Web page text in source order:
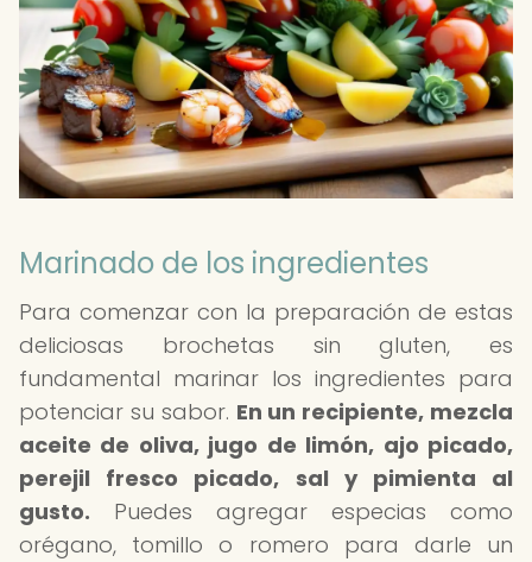
Marinado de los ingredientes
Para comenzar con la preparación de estas
deliciosas brochetas sin gluten, es
fundamental marinar los ingredientes para
potenciar su sabor. En un recipiente, mezcla
aceite de oliva, jugo de limón, ajo picado,
perejil fresco picado, sal y pimienta al
gusto. Puedes agregar especias como
orégano, tomillo o romero para darle un